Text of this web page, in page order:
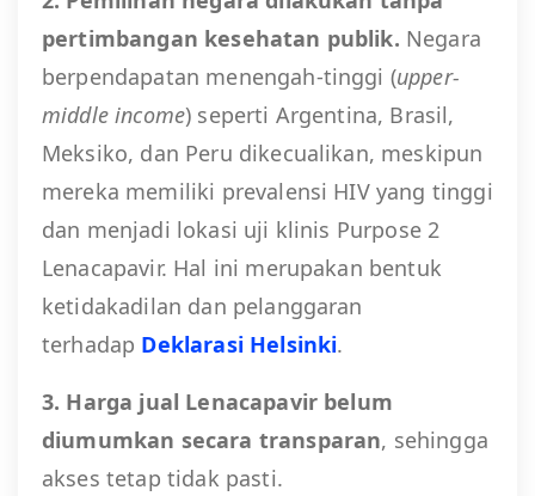
pertimbangan kesehatan publik. Negara
berpendapatan menengah-tinggi (upper-
middle income) seperti Argentina, Brasil,
Meksiko, dan Peru dikecualikan, meskipun
mereka memiliki prevalensi HIV yang tinggi
dan menjadi lokasi uji klinis Purpose 2
Lenacapavir. Hal ini merupakan bentuk
ketidakadilan dan pelanggaran
terhadap Deklarasi Helsinki.
3. Harga jual Lenacapavir belum
diumumkan secara transparan, sehingga
akses tetap tidak pasti.